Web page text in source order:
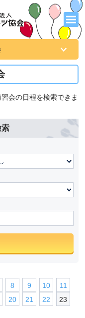
会の日程を検索できま
索
8 9 10
11
20 21 22
23